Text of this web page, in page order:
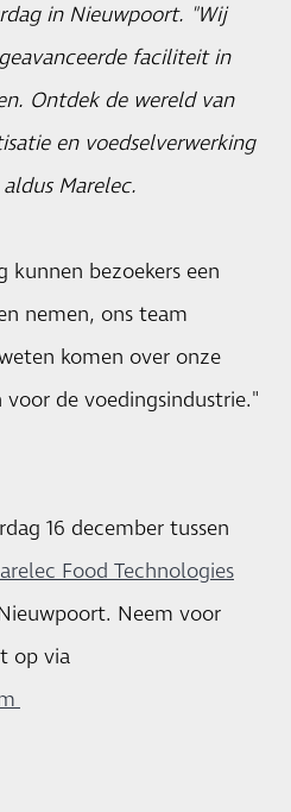
in Nieuwpoort. "Wij
faciliteit in
Ontdek de wereld van
en voedselverwerking
Marelec.
kunnen bezoekers een
nemen, ons team
komen over onze
de voedingsindustrie."
16 december tussen
Food Technologies
Neem voor
op via